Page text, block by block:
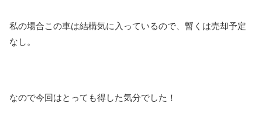
私の場合この車は結構気に入っているので、暫くは売却予定
なし。
なので今回はとっても得した気分でした！